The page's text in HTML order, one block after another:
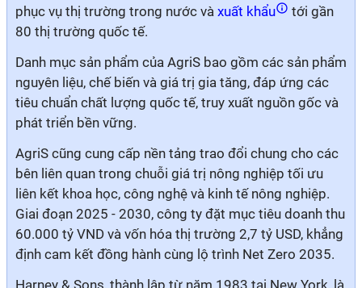
phục vụ thị trường trong nước và xuất khẩu
tới gần
80 thị trường quốc tế.
Danh mục sản phẩm của AgriS bao gồm các sản phẩm
nguyên liệu, chế biến và giá trị gia tăng, đáp ứng các
tiêu chuẩn chất lượng quốc tế, truy xuất nguồn gốc và
phát triển bền vững.
AgriS cũng cung cấp nền tảng trao đổi chung cho các
bên liên quan trong chuỗi giá trị nông nghiệp tối ưu
liên kết khoa học, công nghệ và kinh tế nông nghiệp.
Giai đoạn 2025 - 2030, công ty đặt mục tiêu doanh thu
60.000 tỷ VND và vốn hóa thị trường 2,7 tỷ USD, khẳng
định cam kết đồng hành cùng lộ trình Net Zero 2035.
Harney & Sons, thành lập từ năm 1983 tại New York, là